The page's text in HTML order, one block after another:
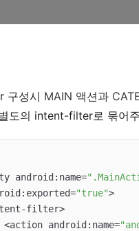
구성시 MAIN 액션과
도의 intent-filter로 묶어
android:name=
"true">
        <action android:name=